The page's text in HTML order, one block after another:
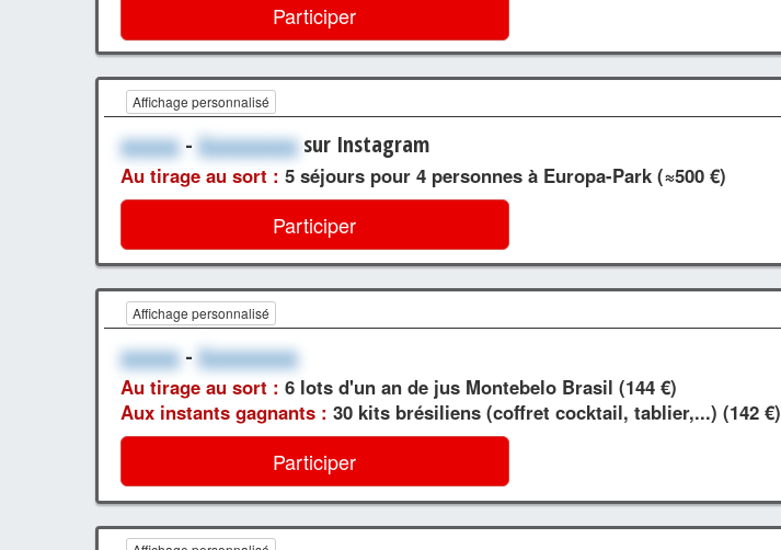
Participer
Affichage personnalisé
xxxxxx-Xxxxxxxxxxsur Instagram
Au tirage au sort : 5 séjours pour 4 personnes à Europa-Park (≈500 €)
Participer
Affichage personnalisé
xxxxxx-Xxxxxxxxxx
Au tirage au sort : 6 lots d'un an de jus Montebelo Brasil (144 €)
Aux instants gagnants : 30 kits brésiliens (coffret cocktail, tablier,...) (142 €)
Participer